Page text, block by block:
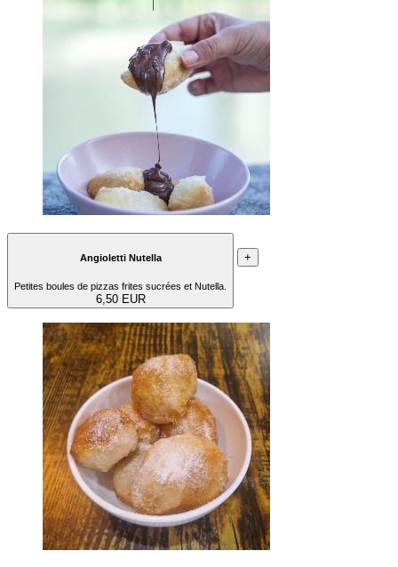
Angioletti Nutella
Petites boules de pizzas frites sucrées et Nutella.
6,50 EUR
+